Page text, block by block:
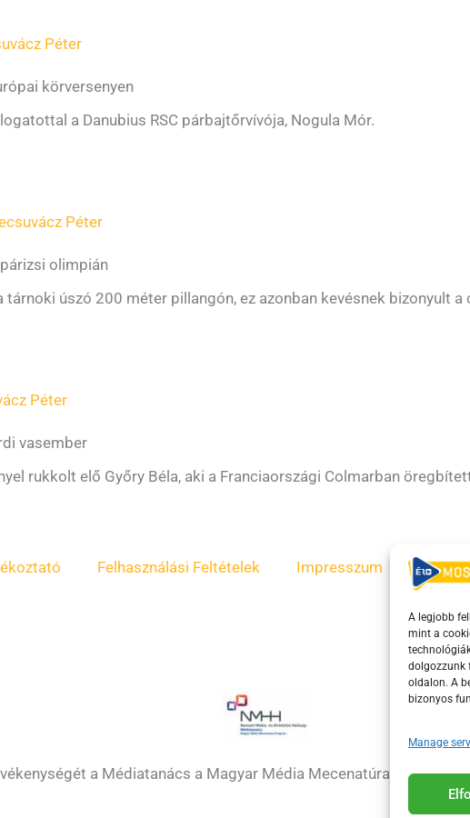
A legjobb
mint a
dolgozzunk
oldalon. A
bizonyos
Manage
Péter
körversenyen
a Danubius RSC párbajtőrvívója, Nogula Mór.
Péter
olimpián
úszó 200 méter pillangón, ez azonban kevésnek bizonyult a
Péter
vasember
rukkolt elő Győry Béla, aki a Franciaországi Colmarban
Felhasználási Feltételek Impresszum ÁSZF
a Médiatanács a Magyar Média Mecenatúra program